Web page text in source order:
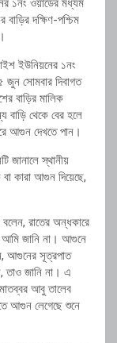
১নং ওয়ার্ডের মধ্যম
দক্ষিণ-পশ্চিম
ইউনিয়নের ১নং
জুন সোমবার দিবাগত
বাড়ির মালিক
বাড়ি থেকে বের হলে
আগুন দেখতে পান।
জানালে স্থানীয়
কারা আগুন দিয়েছে,
বলেন, রাতের অন্ধকারে
আমি জানি না। আগুনে
আগুনের সূত্রপাত
তাও জানি না। এ
আবু তালেব
আগুন লেগেছে শুনে